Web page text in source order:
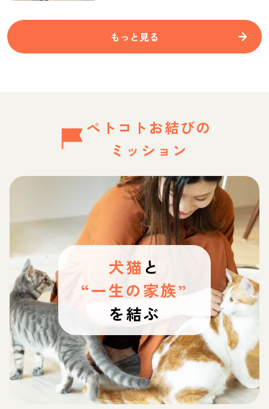
もっと見る
ペトコトお結びの
ミッション
犬猫 と
“一生の家族”
を結ぶ